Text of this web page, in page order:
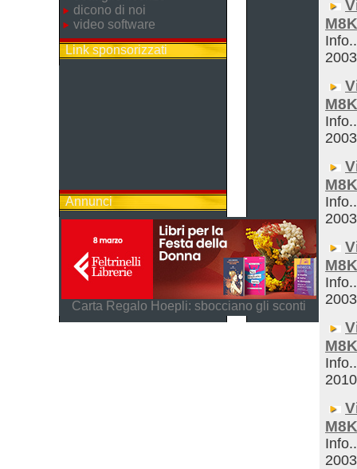
dicono di noi
video software
Link sponsorizzati
Annunci
Carta Regalo Hoepli: sbocciano gli sconti
2003
2003
2003
2003
2010
2003